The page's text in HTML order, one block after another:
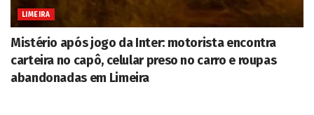
LIMEIRA
Mistério após jogo da Inter: motorista encontra
carteira no capô, celular preso no carro e roupas
abandonadas em Limeira